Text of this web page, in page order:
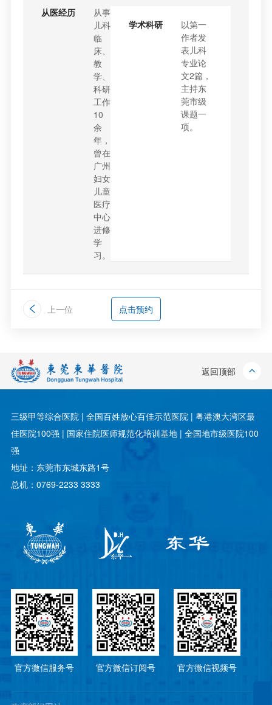
从医经历
从事
儿科
临
床、
教
学、
科研
工作
10
余
年，
曾在
广州
妇女
儿童
医疗
中心
进修
学
习。
学术科研
以第一
作者发
表儿科
专业论
文2篇，
主持东
莞市级
课题一
项。
上一位 点击预约
返回顶部
三级甲等综合医院 | 全国百姓放心百佳示范医院 | 粤港澳大湾区最
佳医院100强 | 国家住院医师规范化培训基地 | 全国地市级医院100
强
地址：东莞市东城东路1号
总机：0769-2233 3333
官方微信服务号 官方微信订阅号 官方微信视频号